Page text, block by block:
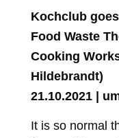
Kochclub
Food Waste
Cooking
Hildebrandt)
21.10.2021 |
It is so normal